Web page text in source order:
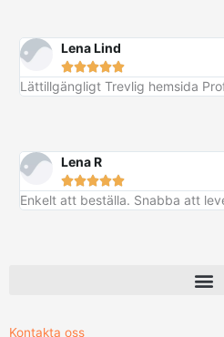
Lena Lind

Lättillgängligt Trevlig hemsida
Lena R

Enkelt att beställa. Snabba att
Kontakta oss